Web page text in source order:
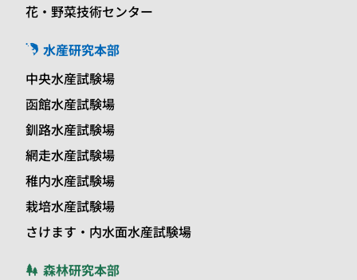
花・野菜技術センター
水産研究本部
中央水産試験場
函館水産試験場
釧路水産試験場
網走水産試験場
稚内水産試験場
栽培水産試験場
さけます・内水面水産試験場
森林研究本部